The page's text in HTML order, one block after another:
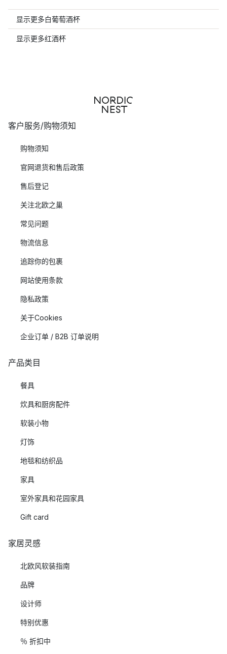
显示更多白葡萄酒杯
显示更多红酒杯
客户服务/购物须知
购物须知
官网退货和售后政策
售后登记
关注北欧之巢
常见问题
物流信息
追踪你的包裹
网站使用条款
隐私政策
关于Cookies
企业订单 / B2B 订单说明
产品类目
餐具
炊具和厨房配件
软装小物
灯饰
地毯和纺织品
家具
室外家具和花园家具
Gift card
家居灵感
北欧风软装指南
品牌
设计师
特别优惠
％ 折扣中